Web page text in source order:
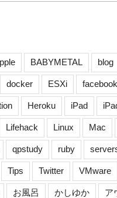
BABYMETAL blog
docker ESXi facebook
Heroku iPad
Lifehack Linux Mac
qpstudy ruby
Tips Twitter VMware
お風呂 かしゆか ア